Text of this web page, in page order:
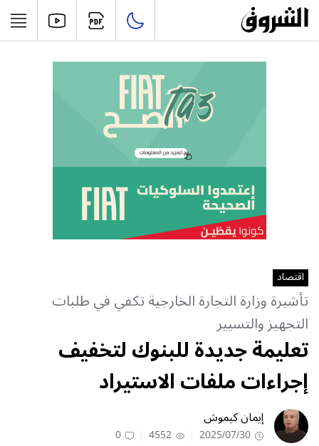
اقتصاد
تأشيرة وزارة التجارة الخارجية تكفي في طلبات
التجهيز والتسيير
تعليمة جديدة للبنوك لتخفيف
إجراءات ملفات الاستيراد
إيمان كيموش
2025/07/30
4552
0